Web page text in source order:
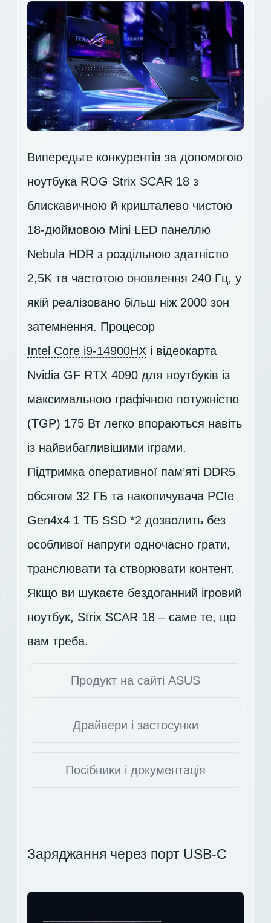
Випередьте конкурентів за допомогою
ноутбука ROG Strix SCAR 18 з
блискавичною й кришталево чистою
18-дюймовою Mini LED панеллю
Nebula HDR з роздільною здатністю
2,5K та частотою оновлення 240 Гц, у
якій реалізовано більш ніж 2000 зон
затемнення. Процесор
Intel Core i9-14900HX і відеокарта
Nvidia GF RTX 4090 для ноутбуків із
максимальною графічною потужністю
(TGP) 175 Вт легко впораються навіть
із найвибагливішими іграми.
Підтримка оперативної пам’яті DDR5
обсягом 32 ГБ та накопичувача PCIe
Gen4x4 1 ТБ SSD *2 дозволить без
особливої напруги одночасно грати,
транслювати та створювати контент.
Якщо ви шукаєте бездоганний ігровий
ноутбук, Strix SCAR 18 – саме те, що
вам треба.
Продукт на сайті ASUS
Драйвери і застосунки
Посібники і документація
Заряджання через порт USB-C